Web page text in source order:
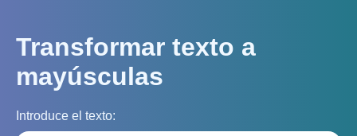
Transformar texto a
mayúsculas
Introduce el texto: